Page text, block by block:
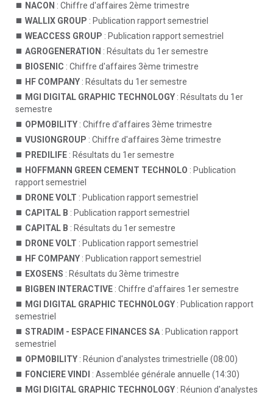
NACON : Chiffre d'affaires 2ème trimestre
WALLIX GROUP : Publication rapport semestriel
WEACCESS GROUP : Publication rapport semestriel
AGROGENERATION : Résultats du 1er semestre
BIOSENIC : Chiffre d'affaires 3ème trimestre
HF COMPANY : Résultats du 1er semestre
MGI DIGITAL GRAPHIC TECHNOLOGY : Résultats du 1er
semestre
OPMOBILITY : Chiffre d'affaires 3ème trimestre
VUSIONGROUP : Chiffre d'affaires 3ème trimestre
PREDILIFE : Résultats du 1er semestre
HOFFMANN GREEN CEMENT TECHNOLO : Publication
rapport semestriel
DRONE VOLT : Publication rapport semestriel
CAPITAL B : Publication rapport semestriel
CAPITAL B : Résultats du 1er semestre
DRONE VOLT : Publication rapport semestriel
HF COMPANY : Publication rapport semestriel
EXOSENS : Résultats du 3ème trimestre
BIGBEN INTERACTIVE : Chiffre d'affaires 1er semestre
MGI DIGITAL GRAPHIC TECHNOLOGY : Publication rapport
semestriel
STRADIM - ESPACE FINANCES SA : Publication rapport
semestriel
OPMOBILITY : Réunion d'analystes trimestrielle (08:00)
FONCIERE VINDI : Assemblée générale annuelle (14:30)
MGI DIGITAL GRAPHIC TECHNOLOGY : Réunion d'analystes